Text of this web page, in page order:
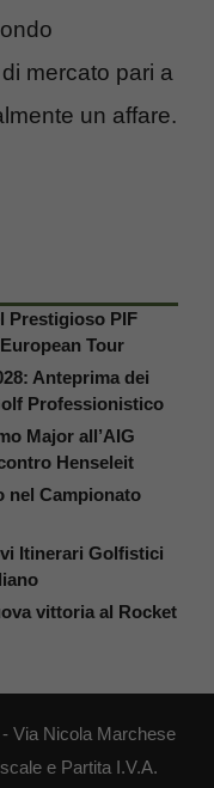
mercato pari a
un affare.
Prestigioso PIF
Tour
Anteprima dei
Professionistico
Major all’AIG
Henseleit
nel Campionato
Itinerari Golfistici
vittoria al Rocket
Via Nicola Marchese
e Partita I.V.A.